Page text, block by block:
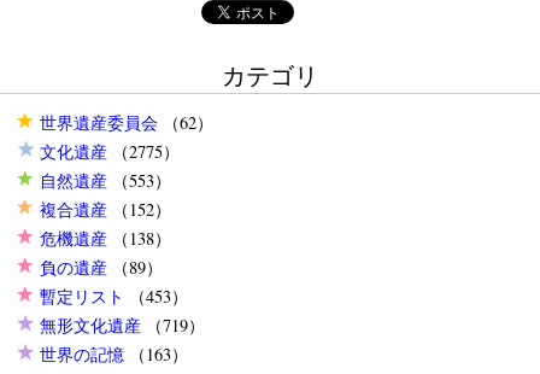
カテゴリ
世界遺産委員会（62）
文化遺産（2775）
自然遺産（553）
複合遺産（152）
危機遺産（138）
負の遺産（89）
暫定リスト
（453）
無形文化遺産（719）
世界の記憶（163）